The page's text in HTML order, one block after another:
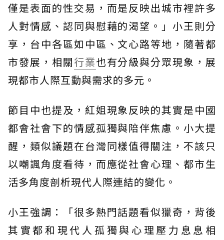
僅是表面的性交易，而是反映出城市裡許多
人對情感、認同與慰藉的渴望。」小王則分
享，台中各區如中區、文心路等地，隨著都
市發展，相關行業也有分級與分眾現象，展
現都市人際互動與需求的多元。
節目中也提及，紅姐現象反映的其實是中國
都會社會下的情感孤獨與陪伴焦慮。小大提
醒，類似議題在台灣同樣值得關注，不該只
以嘲諷角度看待，而應從社會心理、都市生
活多角度剖析現代人際連結的變化。
小王強調：「很多熱門話題看似獵奇，背後
其實都和現代人孤獨與心理壓力息息相